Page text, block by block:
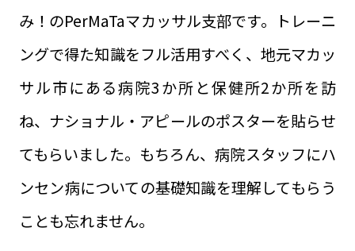
み！のPerMaTaマカッサル支部です。トレーニ
ングで得た知識をフル活用すべく、地元マカッ
サル市にある病院3か所と保健所2か所を訪
ね、ナショナル・アピールのポスターを貼らせ
てもらいました。もちろん、病院スタッフにハ
ンセン病についての基礎知識を理解してもらう
ことも忘れません。